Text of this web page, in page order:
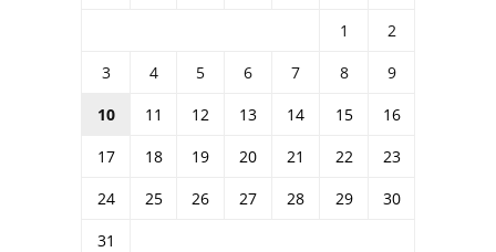
1
2
3
4 5 6 7 8
9
10
11 12 13 14 15
16
17
18 19 20 21 22
23
24
25 26 27 28 29
30
31